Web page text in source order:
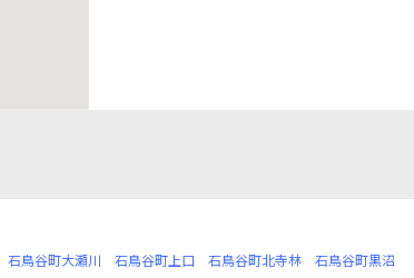
石鳥谷町大瀬川 石鳥谷町上口 石鳥谷町北寺林
石鳥谷町黒沼